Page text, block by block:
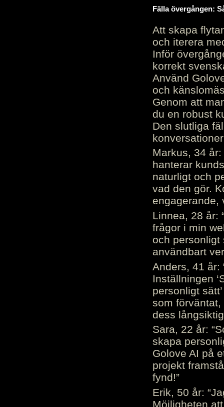
Fälla övergången:
Att skapa
och iterera
Inför
korrekt
Använd
och
Genom att
du en robust
Den slutliga
Markus, 34
hanterar
naturligt och
vad den gör.
engagerande,
Linnea, 28 år:
frågor i min
och personligt
användbart
Anders, 41 år:
Inställningen
personligt
som
dess
Sara, 22 år:
skapa
Golove AI på
projekt
fynd!”
Erik, 50 år:
Möjligheten